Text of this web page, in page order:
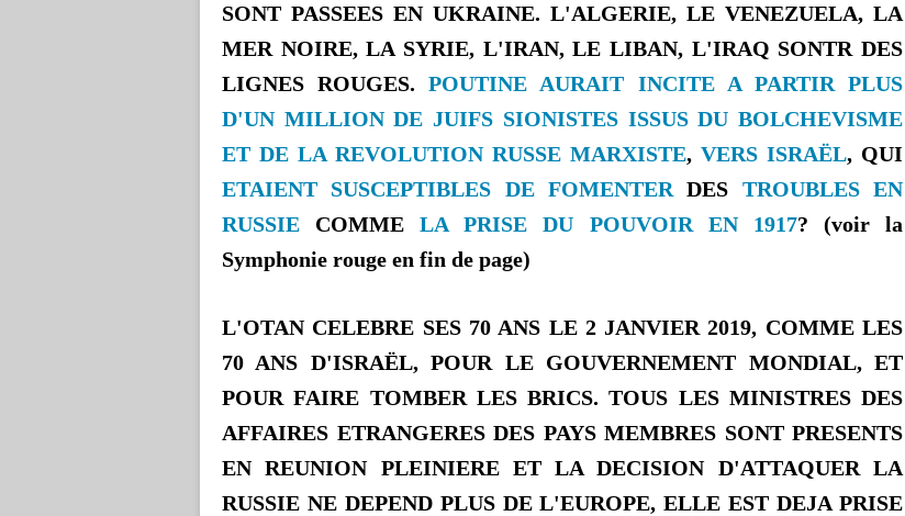
SONT PASSEES EN UKRAINE. L'ALGERIE, LE VENEZUELA, LA
MER NOIRE, LA SYRIE, L'IRAN, LE LIBAN, L'IRAQ SONTR DES
LIGNES ROUGES.POUTINE AURAIT INCITE A PARTIR PLUS
D'UN MILLION DE JUIFS SIONISTES ISSUS DU BOLCHEVISME
ET DE LA REVOLUTION RUSSE MARXISTE, VERS ISRAËL, QUI
ETAIENT SUSCEPTIBLES DE FOMENTER DES TROUBLES EN
RUSSIE COMMELA PRISE DU POUVOIR EN 1917? (voir la
Symphonie rouge en fin de page)
L'OTAN CELEBRE SES 70 ANS LE 2 JANVIER 2019, COMME LES
70 ANS D'ISRAËL, POUR LE GOUVERNEMENT MONDIAL, ET
POUR FAIRE TOMBER LES BRICS. TOUS LES MINISTRES DES
AFFAIRES ETRANGERES DES PAYS MEMBRES SONT PRESENTS
EN REUNION PLEINIERE ET LA DECISION D'ATTAQUER LA
RUSSIE NE DEPEND PLUS DE L'EUROPE, ELLE EST DEJA PRISE